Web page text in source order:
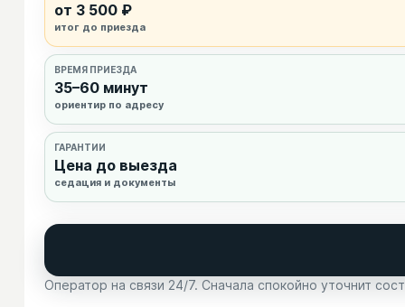
от 3 500 ₽
итог до приезда
ВРЕМЯ ПРИЕЗДА
35–60 минут
ориентир по адресу
ГАРАНТИИ
Цена до выезда
седация и документы
Оператор на связи 24/7. Сначала спокойно уточнит